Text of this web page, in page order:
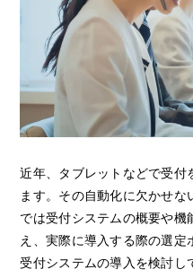
近年、タブレットなどで受付
ます。その自動化に欠かせ
では受付システムの概要や機
え、実際に導入する際の選定
受付システムの導入を検討し